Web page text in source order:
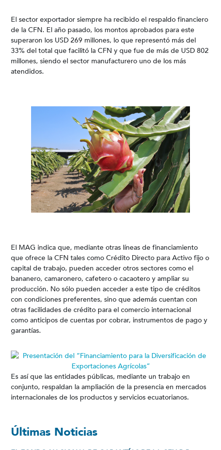
El sector exportador siempre ha recibido el respaldo financiero
de la CFN. El año pasado, los montos aprobados para este
superaron los USD 269 millones, lo que representó más del
33% del total que facilitó la CFN y que fue de más de USD 802
millones, siendo el sector manufacturero uno de los más
atendidos.
El MAG indica que, mediante otras líneas de financiamiento
que ofrece la CFN tales como Crédito Directo para Activo fijo o
capital de trabajo, pueden acceder otros sectores como el
bananero, camaronero, cafetero o cacaotero y ampliar su
producción. No sólo pueden acceder a este tipo de créditos
con condiciones preferentes, sino que además cuentan con
otras facilidades de crédito para el comercio internacional
como anticipos de cuentas por cobrar, instrumentos de pago y
garantías.
Es así que las entidades públicas, mediante un trabajo en
conjunto, respaldan la ampliación de la presencia en mercados
internacionales de los productos y servicios ecuatorianos.
Últimas Noticias